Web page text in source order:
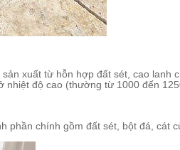
xuất từ hỗn hợp đất sét, cao lanh
độ cao (thường từ 1000 đến
chính gồm đất sét, bột đá, cát